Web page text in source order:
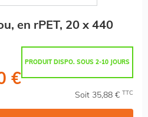
en rPET, 20 x 440
PRODUIT DISPO. SOUS 2-10 JOURS
€
Soit 35,88 € TTC